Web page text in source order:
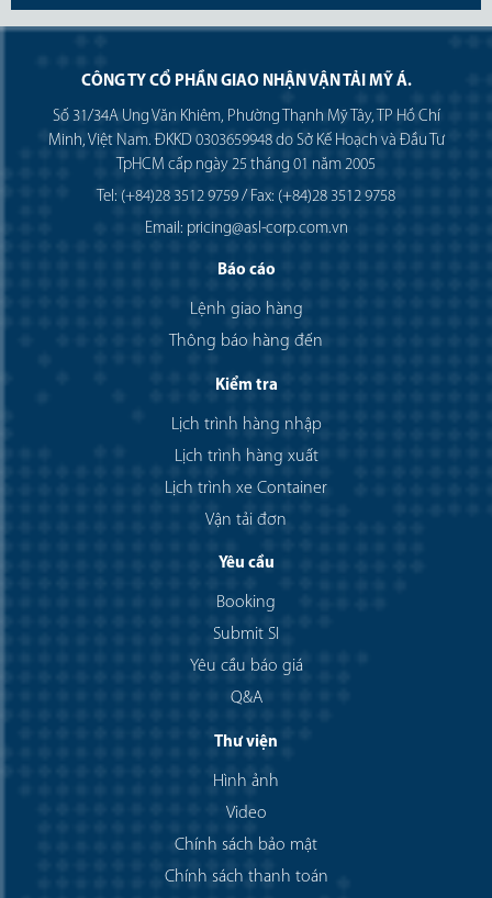
CÔNG TY CỔ PHẦN GIAO NHẬN VẬN TẢI MỸ Á.
Số 31/34A Ung Văn Khiêm, Phường Thạnh Mỹ Tây, TP Hồ Chí
Minh, Việt Nam. ĐKKD 0303659948 do Sở Kế Hoạch và Đầu Tư
TpHCM cấp ngày 25 tháng 01 năm 2005
Tel: (+84)28 3512 9759 / Fax: (+84)28 3512 9758
Email: pricing@asl-corp.com.vn
Báo cáo
Lệnh giao hàng
Thông báo hàng đến
Kiểm tra
Lịch trình hàng nhập
Lịch trình hàng xuất
Lịch trình xe Container
Vận tải đơn
Yêu cầu
Booking
Submit SI
Yêu cầu báo giá
Q&A
Thư viện
Hình ảnh
Video
Chính sách bảo mật
Chính sách thanh toán